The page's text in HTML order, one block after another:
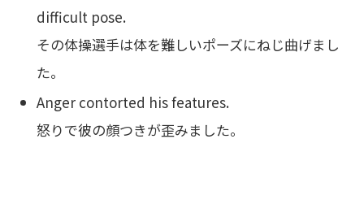
difficult pose.
その体操選手は体を難しいポーズにねじ曲げまし
た。
Anger contorted his features.
怒りで彼の顔つきが歪みました。